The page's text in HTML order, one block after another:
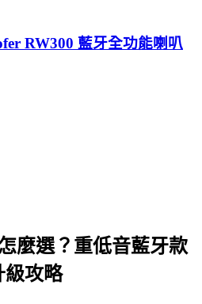
RW300 藍牙全功能喇叭
麼選？重低音藍牙款
級攻略